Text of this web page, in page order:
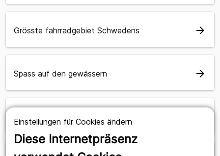
Einstellungen für Cookies ändern
Diese Internetpräsenz
Grösste fahrradgebiet Schwedens arrow_forward
Spass auf den gewässern arrow_forward
Broschüren